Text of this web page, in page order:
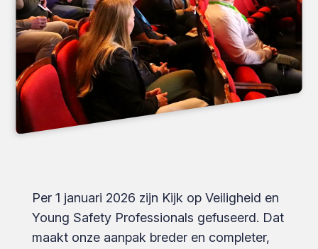
Per 1 januari 2026 zijn Kijk op Veiligheid en
Young Safety Professionals gefuseerd. Dat
maakt onze aanpak breder en completer,